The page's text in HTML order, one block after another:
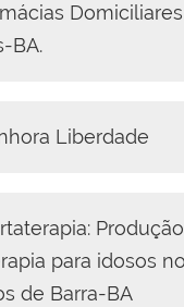
BA.
Liberdade
para idosos
de Barra-BA